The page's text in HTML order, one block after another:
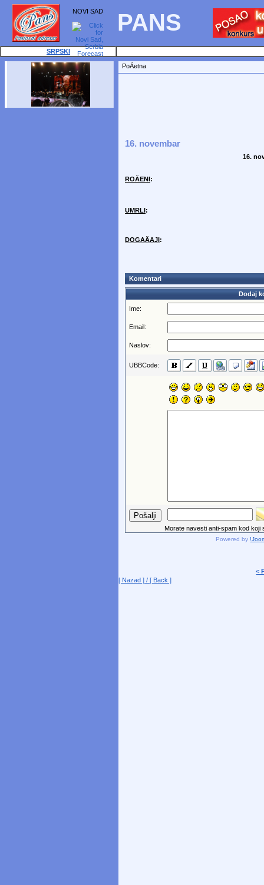
NOVI SAD PANS
SRPSKI
PoÄetna
16. novembar
16.
ROÄENI:
UMRLI:
DOGAÄAJI:
Komentari
Dodaj
Ime:
Email:
Naslov:
UBBCode:
Morate navesti anti-spam kod koji
Powered by
<
[ Nazad ] / [ Back ]